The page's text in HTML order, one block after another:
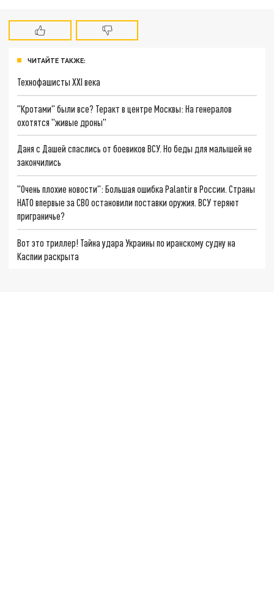
ЧИТАЙТЕ ТАКЖЕ:
Технофашисты XXI века
"Кротами" были все? Теракт в центре Москвы: На генералов
охотятся "живые дроны"
Даня с Дашей спаслись от боевиков ВСУ. Но беды для малышей не
закончились
"Очень плохие новости": Большая ошибка Palantir в России. Страны
НАТО впервые за СВО остановили поставки оружия. ВСУ теряют
приграничье?
Вот это триллер! Тайна удара Украины по иранскому судну на
Каспии раскрыта